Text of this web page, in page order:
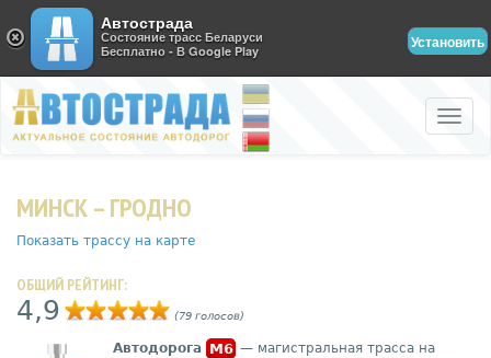
Автострада
Состояние трасс Беларуси
Бесплатно - В Google Play
Установить
Toggle
МИНСК – ГРОДНО
Показать трассу на карте
ОБЩИЙ РЕЙТИНГ:
4,9 (79 голосов)
Автодорога M6 — магистральная трасса на